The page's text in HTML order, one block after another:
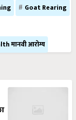
Goat Rearing
मानवी आरोग्य